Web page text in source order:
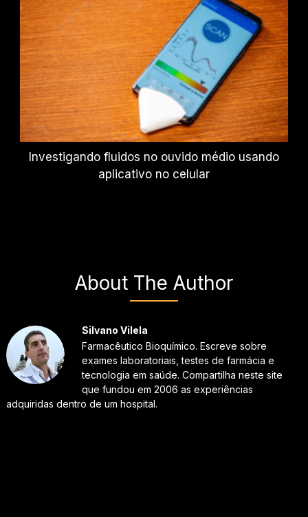
Investigando fluidos no ouvido médio usando
aplicativo no celular
About The Author
Silvano Vilela
Farmacêutico Bioquímico. Escreve sobre
exames laboratoriais, testes de farmácia e
tecnologia em saúde. Compartilha neste site
que fundou em 2006 as experiências
adquiridas dentro de um hospital.